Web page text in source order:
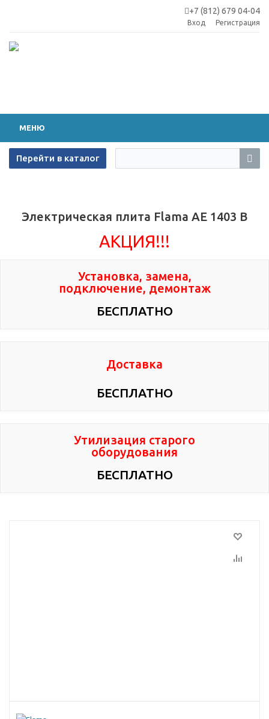
+7 (812) 679 04-04
Вход Регистрация
МЕНЮ
Перейти в каталог
Электрическая плита Flama AE 1403 B
АКЦИЯ!!!
Установка, замена,
подключение, демонтаж
БЕСПЛАТНО
Доставка
БЕСПЛАТНО
Утилизация старого
оборудования
БЕСПЛАТНО